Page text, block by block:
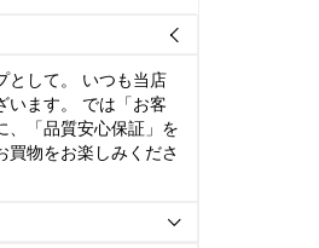

として。 いつも当店
います。 では「お客
、「品質安心保証」を
買物をお楽しみくださ
